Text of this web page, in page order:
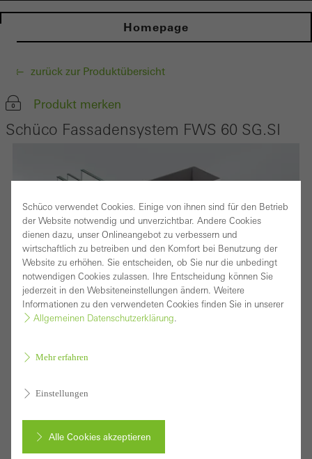
Homepage
zurück zur Produktübersicht
Produkt merken
Schüco Fassadensystem FWS 60 SG.SI
Schüco verwendet Cookies. Einige von ihnen sind für den Betrieb
der Website notwendig und unverzichtbar. Andere Cookies
dienen dazu, unser Onlineangebot zu verbessern und
wirtschaftlich zu betreiben und den Komfort bei Benutzung der
Website zu erhöhen. Sie entscheiden, ob Sie nur die unbedingt
notwendigen Cookies zulassen. Ihre Entscheidung können Sie
jederzeit in den Websiteneinstellungen ändern. Weitere
Informationen zu den verwendeten Cookies finden Sie in unserer
Allgemeinen Datenschutzerklärung.
Mehr erfahren
Einstellungen
Alle Cookies akzeptieren